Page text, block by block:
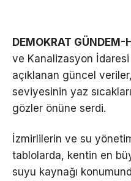
DEMOKRAT GÜNDEM-
ve Kanalizasyon İdaresi
açıklanan güncel
seviyesinin yaz
gözler önüne serdi.
İzmirlilerin ve su
tablolarda, kentin en
suyu kaynağı